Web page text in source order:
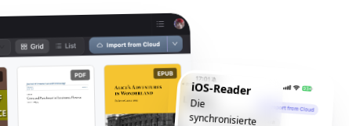
iOS-Reader
Die
synchronisierte
iOS-App – dort
weiterlesen, wo
Sie aufgehört
haben, jederzeit